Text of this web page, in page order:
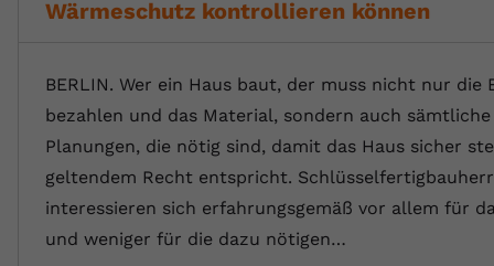
Wärmeschutz kontrollieren können
BERLIN. Wer ein Haus baut, der muss nicht nur die
bezahlen und das Material, sondern auch sämtliche
Planungen, die nötig sind, damit das Haus sicher
geltendem Recht entspricht.
interessieren sich erfahrungsgemäß vor allem für
und weniger für die dazu nötigen…